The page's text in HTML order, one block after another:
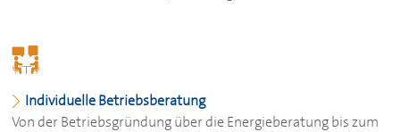
Individuelle Betriebsberatung
Von der Betriebsgründung über die Energieberatung bis zum